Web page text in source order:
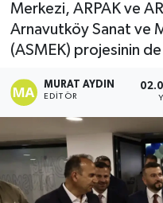
Merkezi, ARPAK ve
Arnavutköy Sanat ve
(ASMEK) projesinin de
MURAT AYDIN
EDITÖR